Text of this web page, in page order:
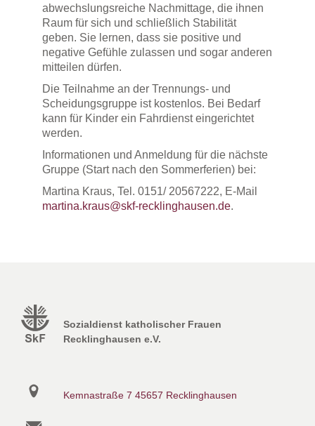
abwechslungsreiche Nachmittage, die ihnen
Raum für sich und schließlich Stabilität
geben. Sie lernen, dass sie positive und
negative Gefühle zulassen und sogar anderen
mitteilen dürfen.
Die Teilnahme an der Trennungs- und
Scheidungsgruppe ist kostenlos. Bei Bedarf
kann für Kinder ein Fahrdienst eingerichtet
werden.
Informationen und Anmeldung für die nächste
Gruppe (Start nach den Sommerferien) bei:
Martina Kraus, Tel. 0151/ 20567222, E-Mail
martina.kraus@skf-recklinghausen.de.
Sozialdienst katholischer Frauen
Recklinghausen e.V.
Kemnastraße 7 45657 Recklinghausen